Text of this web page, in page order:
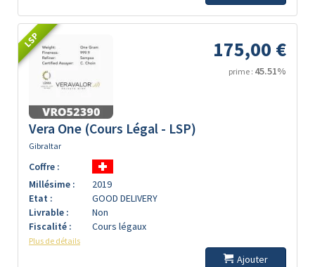
LSP 175,00 €
prime : 45.51%
Vera One (Cours Légal - LSP)
Gibraltar
Coffre :
Millésime :
2019
Etat :
GOOD DELIVERY
Livrable :
Non
Fiscalité :
Cours légaux
Plus de détails
Ajouter